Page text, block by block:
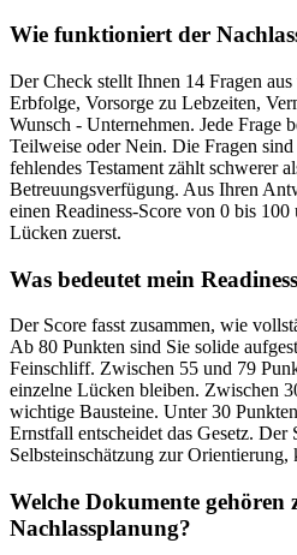
Wie funktioniert der
Der Check stellt Ihnen 14 Fragen
Erbfolge, Vorsorge zu Lebzeiten,
Wunsch - Unternehmen. Jede Frage
Teilweise oder Nein. Die Fragen
fehlendes Testament zählt schwerer
Betreuungsverfügung. Aus Ihren
einen Readiness-Score von 0 bis
Lücken zuerst.
Was bedeutet mein
Der Score fasst zusammen, wie
Ab 80 Punkten sind Sie solide
Feinschliff. Zwischen 55 und 79
einzelne Lücken bleiben. Zwischen
wichtige Bausteine. Unter 30
Ernstfall entscheidet das Gesetz. Der
Selbsteinschätzung zur Orientierung,
Welche Dokumente gehören
Nachlassplanung?